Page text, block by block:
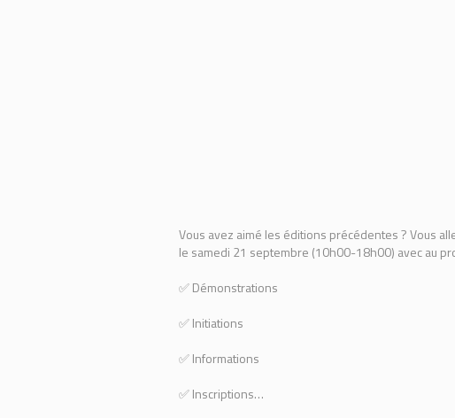
Vous avez aimé les éditions précédentes ? Vous
le samedi 21 septembre (10h00-18h00) avec au
✅ Démonstrations
✅ Initiations
✅ Informations
✅ Inscriptions…